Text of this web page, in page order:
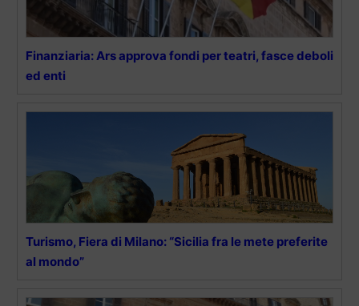
Finanziaria: Ars approva fondi per teatri, fasce deboli
ed enti
Turismo, Fiera di Milano: “Sicilia fra le mete preferite
al mondo”